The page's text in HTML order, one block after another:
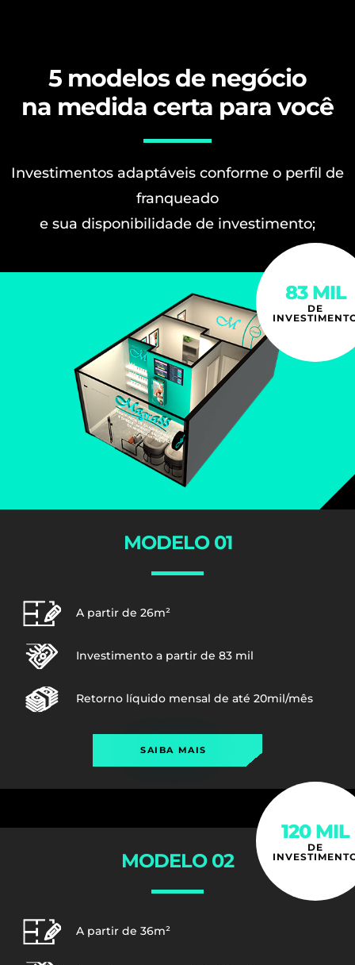
5 modelos de negócio
na medida certa para você
Investimentos adaptáveis conforme o perfil de
franqueado
e sua disponibilidade de investimento;
MODELO 01
A partir de 26m²
Investimento a partir de 83 mil
Retorno líquido mensal de até 20mil/mês
SAIBA MAIS
83 MIL
DE
MODELO 02
A partir de 36m²
120 MIL
DE